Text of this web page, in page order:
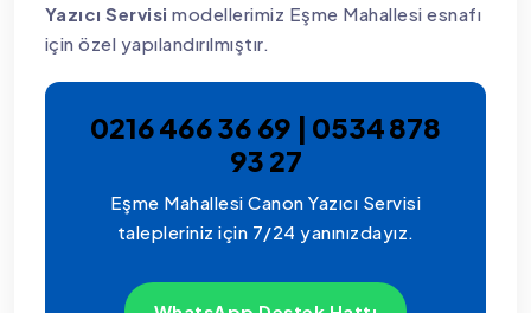
Yazıcı Servisi modellerimiz Eşme Mahallesi esnafı
için özel yapılandırılmıştır.
0216 466 36 69 | 0534 878
93 27
Eşme Mahallesi Canon Yazıcı Servisi
talepleriniz için 7/24 yanınızdayız.